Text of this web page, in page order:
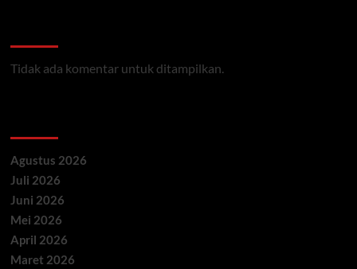
Tidak ada komentar untuk ditampilkan.
Agustus 2026
Juli 2026
Juni 2026
Mei 2026
April 2026
Maret 2026